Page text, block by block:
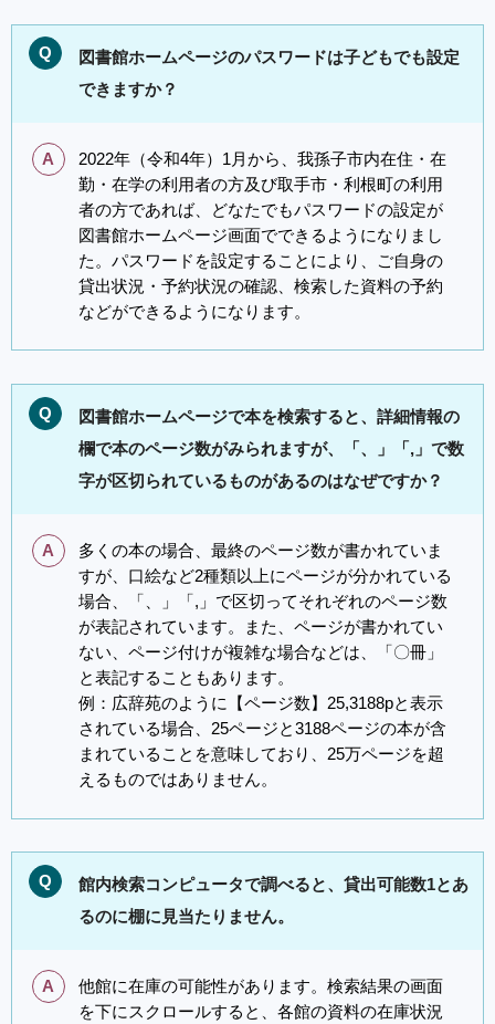
Q
図書館ホームページのパスワードは子どもでも設定
できますか？
A
2022年（令和4年）1月から、我孫子市内在住・在
勤・在学の利用者の方及び取手市・利根町の利用
者の方であれば、どなたでもパスワードの設定が
図書館ホームページ画面でできるようになりまし
た。パスワードを設定することにより、ご自身の
貸出状況・予約状況の確認、検索した資料の予約
などができるようになります。
Q
図書館ホームページで本を検索すると、詳細情報の
欄で本のページ数がみられますが、「、」「,」で数
字が区切られているものがあるのはなぜですか？
A
多くの本の場合、最終のページ数が書かれていま
すが、口絵など2種類以上にページが分かれている
場合、「、」「,」で区切ってそれぞれのページ数
が表記されています。また、ページが書かれてい
ない、ページ付けが複雑な場合などは、「〇冊」
と表記することもあります。
例：広辞苑のように【ページ数】25,3188pと表示
されている場合、25ページと3188ページの本が含
まれていることを意味しており、25万ページを超
えるものではありません。
Q
館内検索コンピュータで調べると、貸出可能数1とあ
るのに棚に見当たりません。
A
他館に在庫の可能性があります。検索結果の画面
を下にスクロールすると、各館の資料の在庫状況